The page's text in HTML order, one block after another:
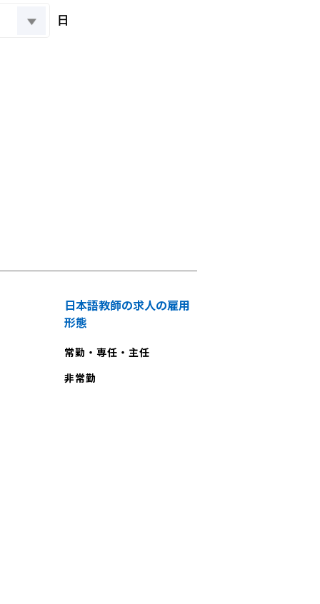
日
日本語教師の求人の雇用
形態
常勤・専任・主任
非常勤